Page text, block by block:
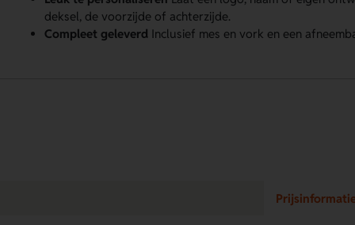
deksel, de voorzijde of achterzijde.
Compleet geleverd Inclusief mes en vork en een